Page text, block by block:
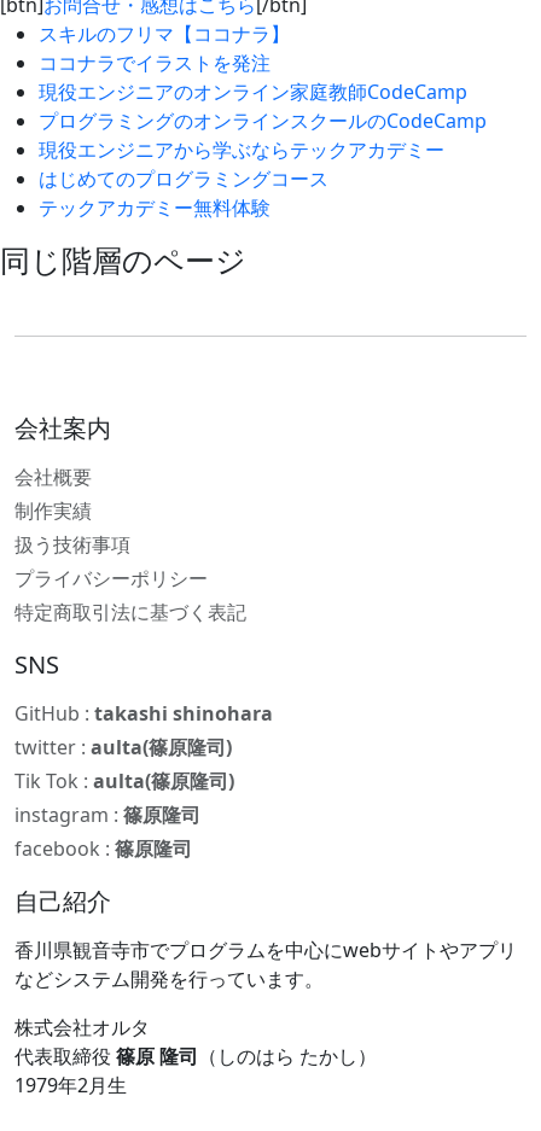
スキルのフリマ【ココナラ】
ココナラでイラストを発注
現役エンジニアのオンライン家庭教師CodeCamp
プログラミングのオンラインスクールのCodeCamp
現役エンジニアから学ぶならテックアカデミー
はじめてのプログラミングコース
テックアカデミー無料体験
同じ階層のページ
会社案内
会社概要
制作実績
扱う技術事項
プライバシーポリシー
特定商取引法に基づく表記
SNS
GitHub : takashi shinohara
twitter : aulta(篠原隆司)
Tik Tok : aulta(篠原隆司)
instagram : 篠原隆司
facebook : 篠原隆司
自己紹介
香川県観音寺市でプログラムを中心にwebサイトやアプリ
などシステム開発を行っています。
株式会社オルタ
代表取締役 篠原 隆司 （しのはら たかし）
1979年2月生